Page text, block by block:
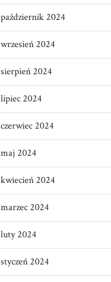
październik 2024
wrzesień 2024
sierpień 2024
lipiec 2024
czerwiec 2024
maj 2024
kwiecień 2024
marzec 2024
luty 2024
styczeń 2024